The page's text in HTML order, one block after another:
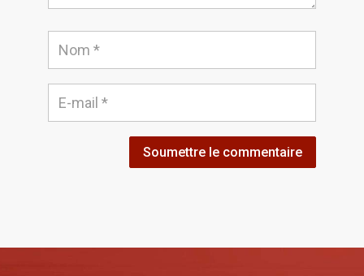
Soumettre le commentaire